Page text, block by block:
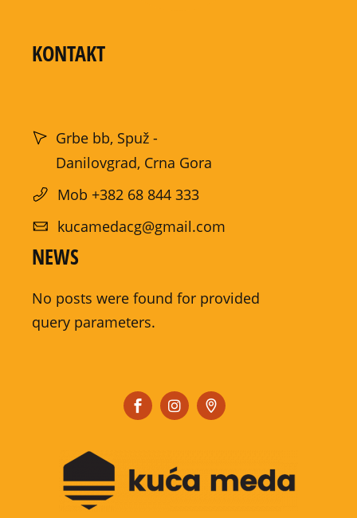
KONTAKT
Grbe bb, Spuž -
Danilovgrad, Crna Gora
Mob +382 68 844 333
kucamedacg@gmail.com
NEWS
No posts were found for provided
query parameters.